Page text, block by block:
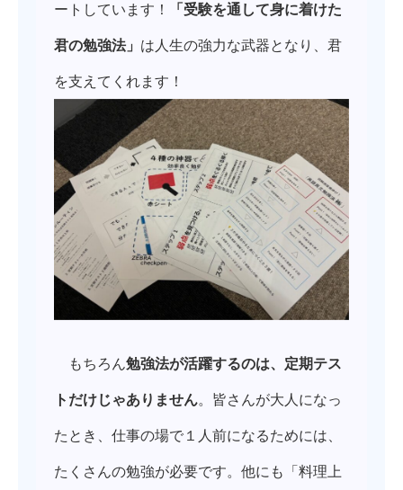
ートしています！ 「受験を通して身に着けた
君の勉強法」 は人生の強力な武器となり、君
を支えてくれます！
もちろん勉強法が活躍するのは、定期テス
トだけじゃありません。皆さんが大人になっ
たとき、仕事の場で１人前になるためには、
たくさんの勉強が必要です。他にも「料理上